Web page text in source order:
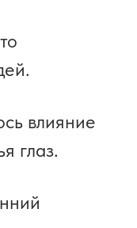
влияние
глаз.